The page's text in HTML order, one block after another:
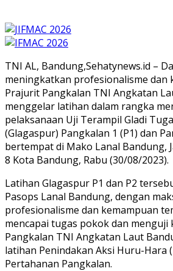
TNI AL, Bandung,Sehatynews.id –
meningkatkan profesionalisme dan
Prajurit Pangkalan TNI Angkatan
menggelar latihan dalam rangka
pelaksanaan Uji Terampil Gladi
(Glagaspur) Pangkalan 1 (P1) dan
bertempat di Mako Lanal Bandung,
8 Kota Bandung, Rabu (30/08/2023).
Latihan Glagaspur P1 dan P2
Pasops Lanal Bandung, dengan
profesionalisme dan kemampuan
mencapai tugas pokok dan menguji
Pangkalan TNI Angkatan Laut
latihan Penindakan Aksi Huru-Hara
Pertahanan Pangkalan.